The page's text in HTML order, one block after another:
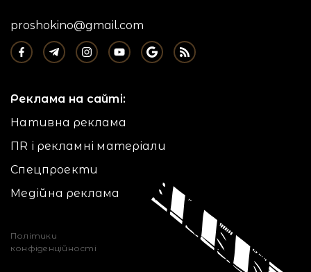
proshokino@gmail.com
Реклама на сайті:
Нативна реклама
ПR і рекламні матеріали
Спецпроекти
Медійна реклама
Політики
конфіденційності